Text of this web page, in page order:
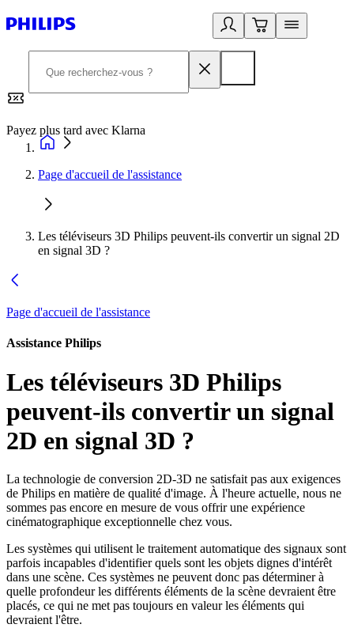
Payez plus tard avec Klarna
Page d'accueil de l'assistance
Les téléviseurs 3D Philips peuvent-ils convertir un signal 2D
en signal 3D ?
Page d'accueil de l'assistance
Assistance Philips
Les téléviseurs 3D Philips
peuvent-ils convertir un signal
2D en signal 3D ?
La technologie de conversion 2D-3D ne satisfait pas aux exigences
de Philips en matière de qualité d'image. À l'heure actuelle, nous ne
sommes pas encore en mesure de vous offrir une expérience
cinématographique exceptionnelle chez vous.
Les systèmes qui utilisent le traitement automatique des signaux sont
parfois incapables d'identifier quels sont les objets dignes d'intérêt
dans une scène. Ces systèmes ne peuvent donc pas déterminer à
quelle profondeur les différents éléments de la scène devraient être
placés, ce qui ne met pas toujours en valeur les éléments qui
devraient l'être.